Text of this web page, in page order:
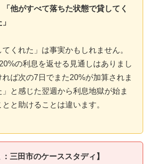
「他がすべて落ちた状態で貸してく
てくれた」は事実かもしれません。
の利息を返せる見通しはありまし
ば次の7日でまた20%が加算されま
と感じた翌週から利息地獄が始ま
と助けることは違います。
三田市のケーススタディ】